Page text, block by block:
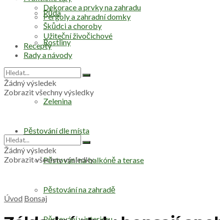
Půda
Rostliny
Zelenina
Pěstování dle místa
Pěstování na balkóně a terase
Pěstování na zahradě
Dekorace a prvky na zahradu
Pergoly a zahradní domky
Škůdci a choroby
Užiteční živočichové
Recepty
Rady a návody
Žádný výsledek
Zobrazit všechny výsledky
Žádný výsledek
Zobrazit všechny výsledky
Úvod Bonsaj